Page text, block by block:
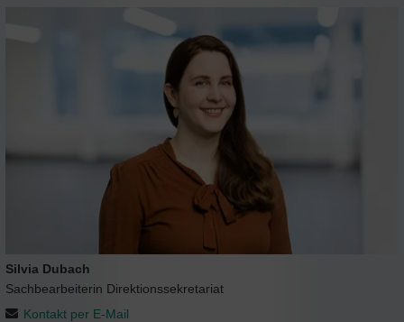
Silvia Dubach
Sachbearbeiterin Direktionssekretariat
Kontakt per E-Mail